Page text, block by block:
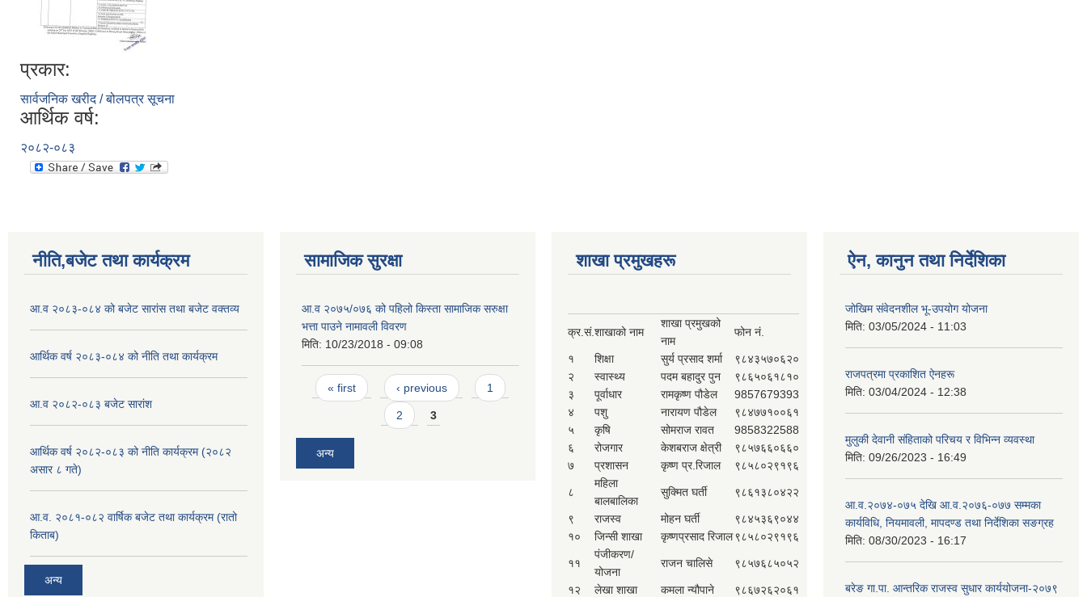
प्रकार:
सार्वजनिक खरीद / बोलपत्र सूचना
आर्थिक वर्ष:
२०८२-०८३
नीति,बजेट तथा कार्यक्रम
आ.व २०८३-०८४ को बजेट सारांस तथा बजेट वक्तव्य
आर्थिक वर्ष २०८३-०८४ को नीति तथा कार्यक्रम
आ.व २०८२-०८३ बजेट सारांश
आर्थिक वर्ष २०८२-०८३ को नीति कार्यक्रम (२०८२
असार ८ गते)
आ.व. २०८१-०८२ वार्षिक बजेट तथा कार्यक्रम (रातो
किताब)
अन्य
सामाजिक सुरक्षा
आ.व २०७५/०७६ को पहिलो किस्ता सामाजिक सरुक्षा
भत्ता पाउने नामावली विवरण
मिति: 10/23/2018 - 09:08
Pages
« first ‹ previous 1
2 3
अन्य
शाखा प्रमुखहरू
क्र.सं.शाखाको नाम
शाखा प्रमुखको
नाम
फोन नं.
१ शिक्षा सुर्य प्रसाद शर्मा
९८४३५७०६२०
२
स्वास्थ्य पदम बहादुर पुन
९८६५०६१८१०
३
पूर्वाधार रामकृष्ण पौडेल
9857679393
४
पशु नारायण पौडेल
९८४७७१००६१
५
कृषि सोमराज रावत
9858322588
६
रोजगार केशबराज क्षेत्री
९८५७६६०६६०
७
प्रशासन कृष्ण प्र.रिजाल ९८५८०२९१९६
८
महिला
बालबालिका
सुक्मित घर्ती ९८६१३८०४२२
९ राजस्व मोहन घर्ती
९८४५३६९०४४
१०
जिन्सी शाखा कृष्णप्रसाद रिजाल९८५८०२९१९६
११
पंजीकरण/
योजना
राजन चालिसे ९८५७६८५०५२
१२ लेखा शाखा कमला न्यौपाने
९८६७२६२०६१
ऐन, कानुन तथा निर्देशिका
जोखिम संवेदनशील भू-उपयोग योजना
मिति: 03/05/2024 - 11:03
राजपत्रमा प्रकाशित ऐनहरू
मिति: 03/04/2024 - 12:38
मुलुकी देवानी संहिताको परिचय र विभिन्न व्यवस्था
मिति: 09/26/2023 - 16:49
आ.व.२०७४-०७५ देखि आ.व.२०७६-०७७ सम्मका
कार्यविधि, नियमावली, मापदण्ड तथा निर्देशिका सङग्रह
मिति: 08/30/2023 - 16:17
बरेङ गा.पा. आन्तरिक राजस्व सुधार कार्ययोजना-२०७९